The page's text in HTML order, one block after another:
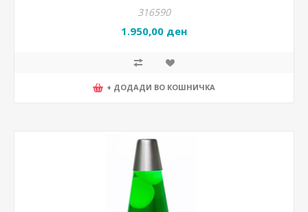
316590
1.950,00 ден
+ ДОДАДИ ВО КОШНИЧКА